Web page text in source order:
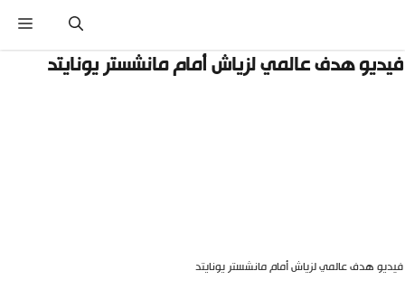
هدف عالمي لزياش أمام مانشستر يونايتد
هدف عالمي لزياش أمام مانشستر يونايتد